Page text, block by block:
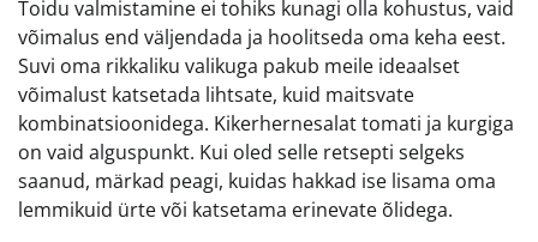
Toidu valmistamine ei tohiks kunagi olla kohustus, vaid
võimalus end väljendada ja hoolitseda oma keha eest.
Suvi oma rikkaliku valikuga pakub meile ideaalset
võimalust katsetada lihtsate, kuid maitsvate
kombinatsioonidega. Kikerhernesalat tomati ja kurgiga
on vaid alguspunkt. Kui oled selle retsepti selgeks
saanud, märkad peagi, kuidas hakkad ise lisama oma
lemmikuid ürte või katsetama erinevate õlidega.